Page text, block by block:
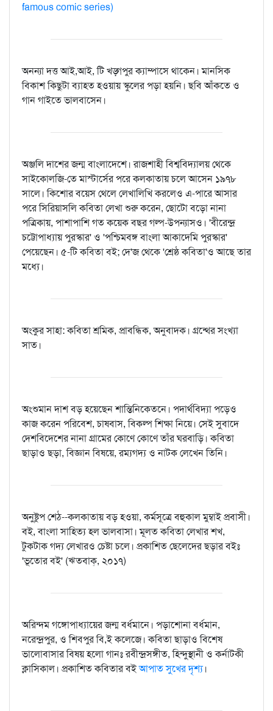
famous comic series)
অনন্যা দত্ত আই,আই, টি খড়্গপুর ক্যাম্পাসে থাকেন। মানসিক
বিকাশ কিছুটা ব্যাহত হওয়ায় স্কুলের পড়া হয়নি। ছবি আঁকতে ও
গান গাইতে ভালবাসেন।
অঞ্জলি দাশের জন্ম বাংলাদেশে। রাজশাহী বিশ্ববিদ্যালয় থেকে
সাইকোলজি-তে মাস্টার্সের পরে কলকাতায় চলে আসেন ১৯৭৮
সালে। কিশোর বয়েস থেলে লেখালিখি করলেও এ-পারে আসার
পরে সিরিয়াসলি কবিতা লেখা শুরু করেন, ছোটো বড়ো নানা
পত্রিকায়, পাশাপাশি গত কয়েক বছর গল্প-উপন্যাসও। 'বীরেন্দ্র
চট্টোপাধ্যায় পুরস্কার' ও 'পশ্চিমবঙ্গ বাংলা আকাদেমি পুরস্কার'
পেয়েছেন। ৫-টি কবিতা বই; দে'জ থেকে 'শ্রেষ্ঠ কবিতা'ও আছে তার
মধ্যে।
অংকুর সাহা: কবিতা শ্রমিক, প্রাবন্ধিক, অনুবাদক। গ্রন্থের সংখ্যা
সাত।
অংশুমান দাশ বড় হয়েছেন শান্তিনিকেতনে। পদার্থবিদ্যা পড়েও
কাজ করেন পরিবেশ, চাষবাস, বিকল্প শিক্ষা নিয়ে। সেই সুবাদে
দেশবিদেশের নানা গ্রামের কোণে কোণে তাঁর ঘরবাড়ি। কবিতা
ছাড়াও ছড়া, বিজ্ঞান বিষয়ে, রম্যগদ্য ও নাটক লেখেন তিনি।
অনুষ্টুপ শেঠ--কলকাতায় বড় হওয়া, কর্মসূত্রে বহুকাল মুম্বাই প্রবাসী।
বই, বাংলা সাহিত্য হল ভালবাসা। মূলত কবিতা লেখার শখ,
টুকটাক গদ্য লেখারও চেষ্টা চলে। প্রকাশিত ছেলেদের ছড়ার বইঃ
'ভূতোর বই' (ঋতবাক্‌, ২০১৭)
অরিন্দম গঙ্গোপাধ্যায়ের জন্ম বর্ধমানে। পড়াশোনা বর্ধমান,
নরেন্দ্রপুর, ও শিবপুর বি,ই কলেজে। কবিতা ছাড়াও বিশেষ
ভালোবাসার বিষয় হলো গানঃ রবীন্দ্রসঙ্গীত, হিন্দুস্থানী ও কর্নাটকী
ক্লাসিকাল। প্রকাশিত কবিতার বইআপাত সুখের দৃশ্য।